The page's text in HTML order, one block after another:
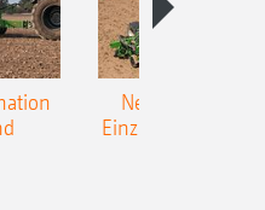
Neue
Einzelkorn-